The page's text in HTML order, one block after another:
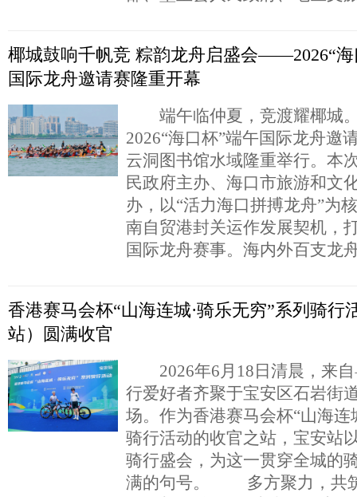
椰城鼓响千帆竞 粽韵龙舟启盛会——2026“海
国际龙舟邀请赛隆重开幕
端午临仲夏，竞渡耀椰城。
2026“海口杯”端午国际龙舟邀
云洞图书馆水域隆重举行。本
民政府主办、海口市旅游和文
办，以“活力海口拼搏龙舟”为
南自贸港封关运作发展契机，
国际龙舟赛事。海内外百支龙
香港赛马会杯“山海连城·骑乐无穷”系列骑行
站）圆满收官
2026年6月18日清晨，来自
行爱好者齐聚于宝安区石岩街
场。作为香港赛马会杯“山海连
骑行活动的收官之站，宝安站
骑行盛会，为这一贯穿全城的
满的句号。 多方聚力，